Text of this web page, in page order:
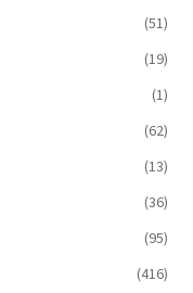
(51)
(19)
(1)
(62)
(13)
(36)
(95)
(416)